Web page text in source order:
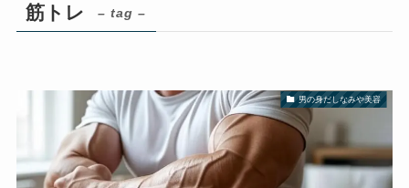
筋トレ – tag –
男の身だしなみや美容